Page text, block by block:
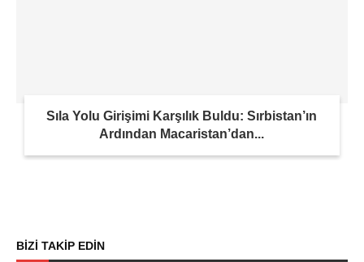
Sıla Yolu Girişimi Karşılık Buldu: Sırbistan’ın
Ardından Macaristan’dan...
BİZİ TAKİP EDİN